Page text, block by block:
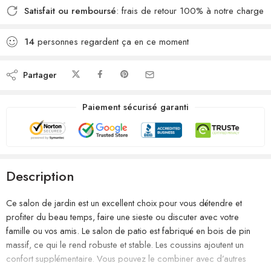
Satisfait ou remboursé: frais de retour 100% à notre charge
14 personnes regardent ça en ce moment
Partager
Paiement sécurisé garanti
Description
Ce salon de jardin est un excellent choix pour vous détendre et
profiter du beau temps, faire une sieste ou discuter avec votre
famille ou vos amis. Le salon de patio est fabriqué en bois de pin
massif, ce qui le rend robuste et stable. Les coussins ajoutent un
confort supplémentaire. Vous pouvez le combiner avec d’autres